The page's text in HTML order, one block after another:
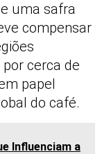
uma safra
compensar
cerca de
papel
do café.
Influenciam a